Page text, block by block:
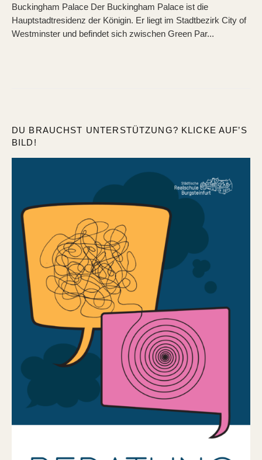
Buckingham Palace Der Buckingham Palace ist die
Hauptstadtresidenz der Königin. Er liegt im Stadtbezirk City of
Westminster und befindet sich zwischen Green Par...
DU BRAUCHST UNTERSTÜTZUNG? KLICKE AUF’S
BILD!